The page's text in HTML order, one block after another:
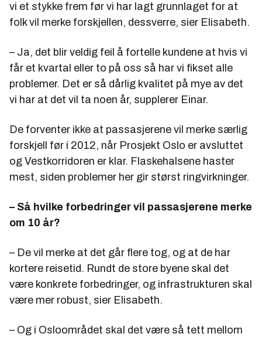
vi et stykke frem før vi har lagt grunnlaget for at
folk vil merke forskjellen, dessverre, sier Elisabeth.
– Ja, det blir veldig feil å fortelle kundene at hvis vi
får et kvartal eller to på oss så har vi fikset alle
problemer. Det er så dårlig kvalitet på mye av det
vi har at det vil ta noen år, supplerer Einar.
De forventer ikke at passasjerene vil merke særlig
forskjell før i 2012, når Prosjekt Oslo er avsluttet
og Vestkorridoren er klar. Flaskehalsene haster
mest, siden problemer her gir størst ringvirkninger.
– Så hvilke forbedringer vil passasjerene merke
om 10 år?
– De vil merke at det går flere tog, og at de har
kortere reisetid. Rundt de store byene skal det
være konkrete forbedringer, og infrastrukturen skal
være mer robust, sier Elisabeth.
– Og i Osloområdet skal det være så tett mellom